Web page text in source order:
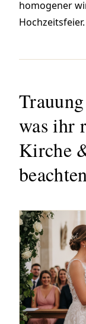
homogener
Hochzeitsfeier.
was ihr
Kirche